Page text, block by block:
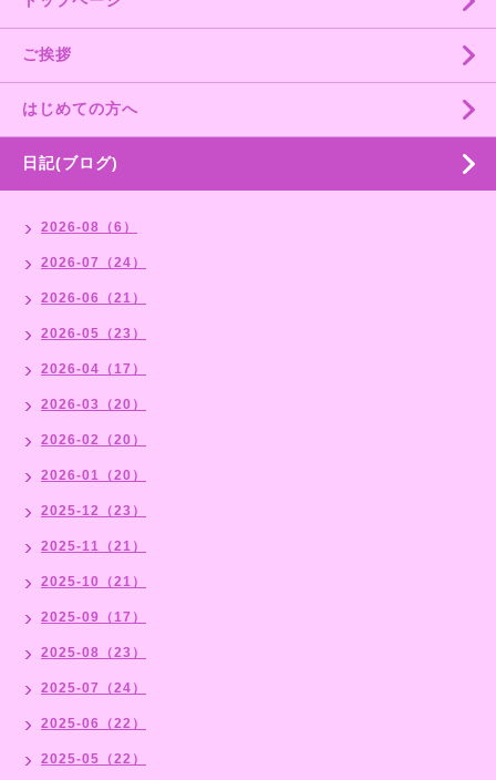
ご挨拶
はじめての方へ
日記(ブログ)
2026-08（6）
2026-07（24）
2026-06（21）
2026-05（23）
2026-04（17）
2026-03（20）
2026-02（20）
2026-01（20）
2025-12（23）
2025-11（21）
2025-10（21）
2025-09（17）
2025-08（23）
2025-07（24）
2025-06（22）
2025-05（22）